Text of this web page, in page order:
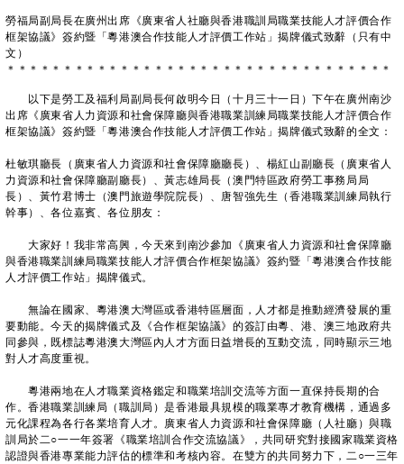
勞福局副局長在廣州出席《廣東省人社廳與香港職訓局職業技能人才評價合作
框架協議》簽約暨「粵港澳合作技能人才評價工作站」揭牌儀式致辭（只有中
文）
＊ ＊ ＊ ＊ ＊ ＊ ＊ ＊ ＊ ＊ ＊ ＊ ＊ ＊ ＊ ＊ ＊ ＊ ＊ ＊ ＊ ＊ ＊ ＊ ＊ ＊ ＊ ＊ ＊ ＊ ＊ ＊ ＊ ＊
以下是勞工及福利局副局長何啟明今日（十月三十一日）下午在廣州南沙
出席《廣東省人力資源和社會保障廳與香港職業訓練局職業技能人才評價合作
框架協議》簽約暨「粵港澳合作技能人才評價工作站」揭牌儀式致辭的全文：
杜敏琪廳長（廣東省人力資源和社會保障廳廳長）、楊紅山副廳長（廣東省人
力資源和社會保障廳副廳長）、黃志雄局長（澳門特區政府勞工事務局局
長）、黃竹君博士（澳門旅遊學院院長）、唐智強先生（香港職業訓練局執行
幹事）、各位嘉賓、各位朋友：
大家好！我非常高興，今天來到南沙參加《廣東省人力資源和社會保障廳
與香港職業訓練局職業技能人才評價合作框架協議》簽約暨「粵港澳合作技能
人才評價工作站」揭牌儀式。
無論在國家、粵港澳大灣區或香港特區層面，人才都是推動經濟發展的重
要動能。今天的揭牌儀式及《合作框架協議》的簽訂由粵、港、澳三地政府共
同參與，既標誌粵港澳大灣區內人才方面日益增長的互動交流，同時顯示三地
對人才高度重視。
粵港兩地在人才職業資格鑑定和職業培訓交流等方面一直保持長期的合
作。香港職業訓練局（職訓局）是香港最具規模的職業專才教育機構，通過多
元化課程為各行各業培育人才。廣東省人力資源和社會保障廳（人社廳）與職
訓局於二○一一年簽署《職業培訓合作交流協議》，共同研究對接國家職業資格
認證與香港專業能力評估的標準和考核內容。在雙方的共同努力下，二○一三年